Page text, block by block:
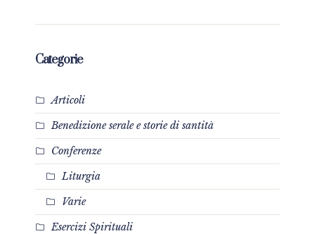
Categorie
Articoli
Benedizione serale e storie di santità
Conferenze
Liturgia
Varie
Esercizi Spirituali